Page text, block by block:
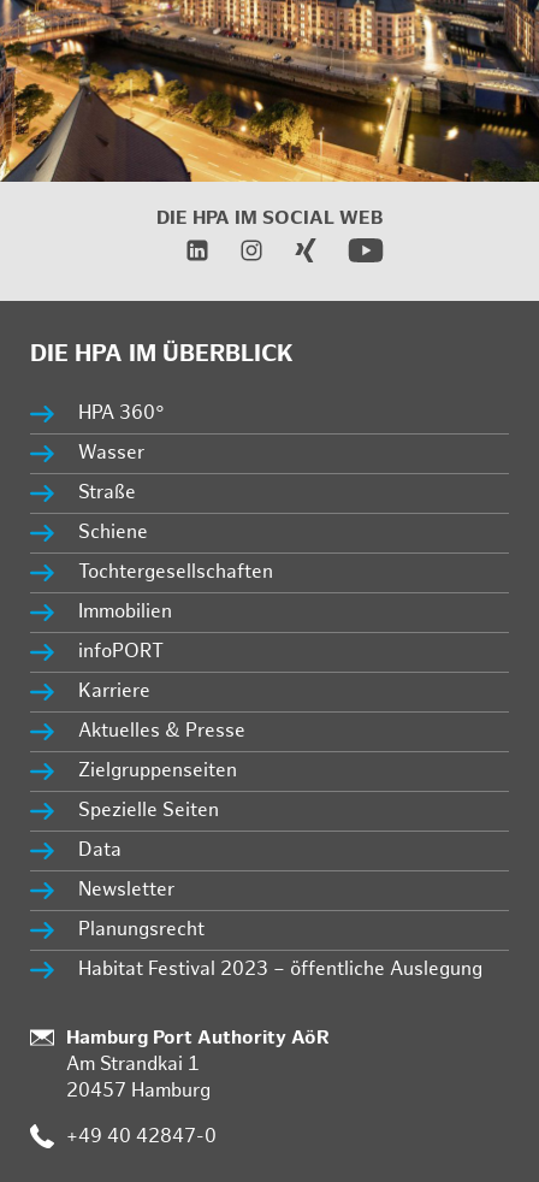
DIE HPA IM SOCIAL WEB
DIE HPA IM ÜBERBLICK
HPA 360°
Wasser
Straße
Schiene
Tochtergesellschaften
Immobilien
infoPORT
Karriere
Aktuelles & Presse
Zielgruppenseiten
Spezielle Seiten
Data
Newsletter
Planungsrecht
Habitat Festival 2023 – öffentliche Auslegung
Standort:
Hamburg Port Authority AöR
Am Strandkai 1
20457 Hamburg
Telefon:
+49 40 42847-0